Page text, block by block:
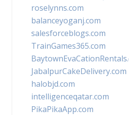
roselynns.com
balanceyoganj.com
salesforceblogs.com
TrainGames365.com
JabalpurCakeDelivery.com
halobjd.com
intelligenceqatar.com
PikaPikaApp.com